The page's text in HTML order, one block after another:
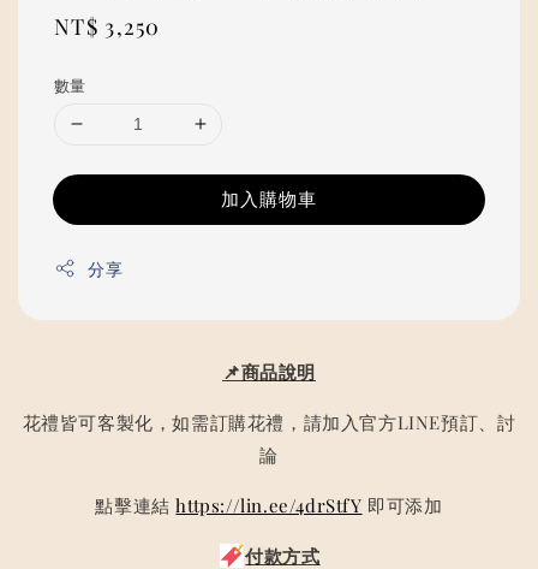
Regular
NT$ 3,250
數量
加入購物車
分享
📌商品說明
花禮皆可客製化，如需訂購花禮，請加入官方LINE預訂、討
論
點擊連結https://lin.ee/4drStfY 即可添加
付款方式